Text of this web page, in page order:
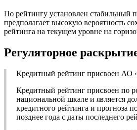
По рейтингу установлен стабильный
предполагает высокую вероятность
рейтинга на текущем уровне на
Регуляторное
Кредитный рейтинг присвоен АО
Кредитный рейтинг присвоен по
национальной шкале и является
кредитного рейтинга и прогноза
позднее года с даты последнего